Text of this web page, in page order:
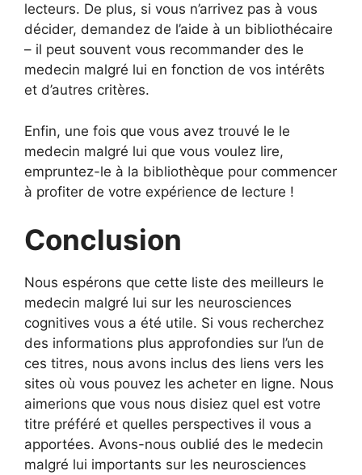
lecteurs. De plus, si vous n’arrivez pas à vous
décider, demandez de l’aide à un bibliothécaire
– il peut souvent vous recommander des le
medecin malgré lui en fonction de vos intérêts
et d’autres critères.
Enfin, une fois que vous avez trouvé le le
medecin malgré lui que vous voulez lire,
empruntez-le à la bibliothèque pour commencer
à profiter de votre expérience de lecture !
Conclusion
Nous espérons que cette liste des meilleurs le
medecin malgré lui sur les neurosciences
cognitives vous a été utile. Si vous recherchez
des informations plus approfondies sur l’un de
ces titres, nous avons inclus des liens vers les
sites où vous pouvez les acheter en ligne. Nous
aimerions que vous nous disiez quel est votre
titre préféré et quelles perspectives il vous a
apportées. Avons-nous oublié des le medecin
malgré lui importants sur les neurosciences